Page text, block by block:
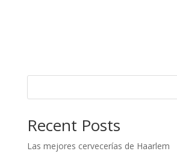
Recent Posts
Las mejores cervecerías de Haarlem